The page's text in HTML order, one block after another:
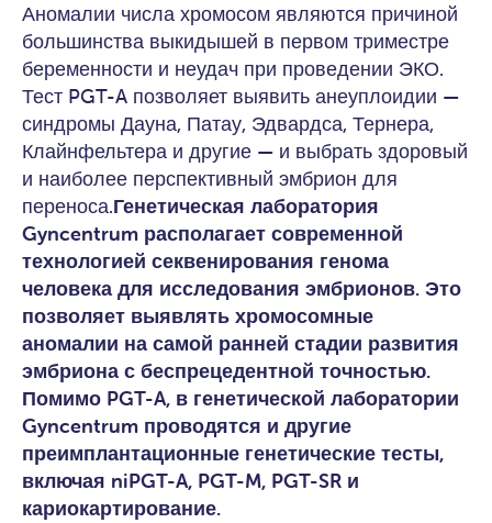
Аномалии числа хромосом являются причиной
большинства выкидышей в первом триместре
беременности и неудач при проведении ЭКО.
Тест PGT-A позволяет выявить анеуплоидии —
синдромы Дауна, Патау, Эдвардса, Тернера,
Клайнфельтера и другие — и выбрать здоровый
и наиболее перспективный эмбрион для
переноса.Генетическая лаборатория
Gyncentrum располагает современной
технологией секвенирования генома
человека для исследования эмбрионов. Это
позволяет выявлять хромосомные
аномалии на самой ранней стадии развития
эмбриона с беспрецедентной точностью.
Помимо PGT-A, в генетической лаборатории
Gyncentrum проводятся и другие
преимплантационные генетические тесты,
включая niPGT-A, PGT-M, PGT-SR и
кариокартирование.